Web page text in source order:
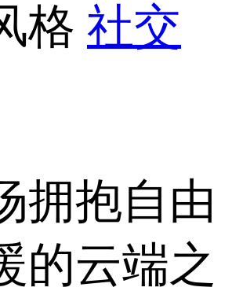
格 社交
拥抱自由
的云端之